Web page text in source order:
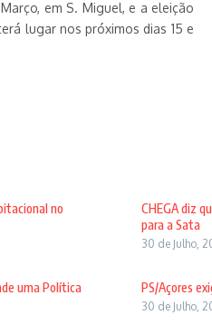
em S. Miguel, e a eleição
lugar nos próximos dias 15 e
no
CHEGA diz
para a Sata
30 de Julho,
uma Política
PS/Açores
30 de Julho,